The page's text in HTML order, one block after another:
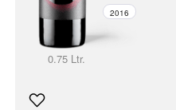
0.75 Ltr.
2016